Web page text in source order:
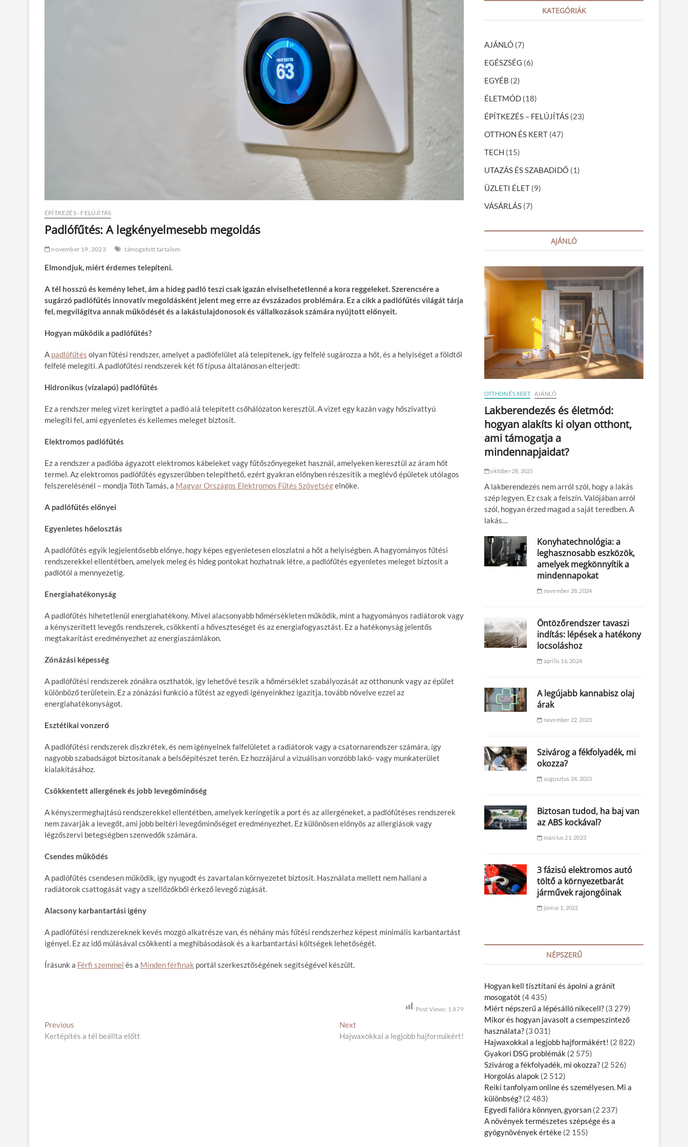
ÉPÍTKEZÉS - FELÚJÍTÁS
Padlófűtés: A legkényelmesebb megoldás
november 19, 2023 támogatott tartalom
Elmondjuk, miért érdemes telepíteni.
A tél hosszú és kemény lehet, ám a hideg padló teszi csak igazán elviselhetetlennéa kora reggeleket. Szerencsére a
sugárzó padlófűtés innovatív megoldásként jelent meg erre azévszázados problémára. Ez a cikk a padlófűtés világát tárja
fel, megvilágítva annak működésétés a lakástulajdonosokés vállalkozások számára nyújtott előnyeit.
Hogyan működik a padlófűtés?
A padlófűtés olyan fűtési rendszer, amelyet a padlófelület alá telepítenek, így felfelé sugározza a hőt, és a helyiséget a földtől
felfelé melegíti. A padlófűtési rendszerek két fő típusa általánosan elterjedt:
Hidronikus (vízalapú) padlófűtés
Ez a rendszer meleg vizet keringtet a padló alá telepített csőhálózaton keresztül. A vizet egy kazán vagy hőszivattyú
melegíti fel, ami egyenletes és kellemes meleget biztosít.
Elektromos padlófűtés
Ez a rendszer a padlóba ágyazott elektromos kábeleket vagy fűtőszőnyegeket használ, amelyeken keresztül az áram hőt
termel. Az elektromos padlófűtés egyszerűbben telepíthető, ezért gyakran előnyben részesítik a meglévő épületek utólagos
felszerelésénél – mondja Tóth Tamás, a Magyar Országos Elektromos Fűtés Szövetségelnöke.
A padlófűtés előnyei
Egyenletes hőelosztás
A padlófűtés egyik legjelentősebb előnye, hogy képes egyenletesen eloszlatni a hőt a helyiségben. A hagyományos fűtési
rendszerekkel ellentétben, amelyek meleg és hideg pontokat hozhatnak létre, a padlófűtés egyenletes meleget biztosít a
padlótól a mennyezetig.
Energiahatékonyság
A padlófűtés hihetetlenül energiahatékony. Mivel alacsonyabb hőmérsékleten működik, mint a hagyományos radiátorok vagy
a kényszerített levegős rendszerek, csökkenti a hőveszteséget és az energiafogyasztást. Ez a hatékonyság jelentős
megtakarítást eredményezhet az energiaszámlákon.
Zónázási képesség
A padlófűtési rendszerek zónákra oszthatók, így lehetővé teszik a hőmérséklet szabályozását az otthonunk vagy az épület
különböző területein. Ez a zónázási funkció a fűtést az egyedi igényeinkhez igazítja, tovább növelve ezzel az
energiahatékonyságot.
Esztétikai vonzerő
A padlófűtési rendszerek diszkrétek, és nem igényelnek falfelületet a radiátorok vagy a csatornarendszer számára, így
nagyobb szabadságot biztosítanak a belsőépítészet terén. Ez hozzájárul a vizuálisan vonzóbb lakó- vagy munkaterület
kialakításához.
Csökkentett allergénekés jobb levegőminőség
A kényszermeghajtású rendszerekkel ellentétben, amelyek keringetik a port és az allergéneket, a padlófűtéses rendszerek
nem zavarják a levegőt, ami jobb beltéri levegőminőséget eredményezhet. Ez különösen előnyös az allergiások vagy
légzőszervi betegségben szenvedők számára.
Csendes működés
A padlófűtés csendesen működik, így nyugodt és zavartalan környezetet biztosít. Használata mellett nem hallani a
radiátorok csattogását vagy a szellőzőkből érkező levegő zúgását.
Alacsony karbantartási igény
A padlófűtési rendszereknek kevés mozgó alkatrésze van, és néhány más fűtési rendszerhez képest minimális karbantartást
igényel. Ez az idő múlásával csökkenti a meghibásodások és a karbantartási költségek lehetőségét.
Írásunk a Férfi szemmel és a Minden férfinak portál szerkesztőségének segítségével készült.
Post Views: 1 879
B
e
Previous
r
Kertépítés a tél beállta előtt
Next
e
Hajwaxokkal a legjobb hajformákért!
r
KATEGÓRIÁK
AJÁNLÓ (7)
EGÉSZSÉG (6)
EGYÉB (2)
ÉLETMÓD (18)
ÉPÍTKEZÉS – FELÚJÍTÁS (23)
OTTHON ÉS KERT (47)
TECH (15)
UTAZÁS ÉS SZABADIDŐ (1)
ÜZLETI ÉLET (9)
VÁSÁRLÁS (7)
AJÁNLÓ
OTTHON ÉS KERT AJÁNLÓ
Lakberendezés és életmód:
hogyan alakíts ki olyan otthont,
ami támogatja a
mindennapjaidat?
október 28, 2025
A lakberendezés nem arról szól, hogy a lakás
szép legyen. Ez csak a felszín. Valójában arról
szól, hogyan érzed magad a saját teredben. A
lakás…
Konyhatechnológia: a
leghasznosabb eszközök,
amelyek megkönnyítik a
mindennapokat
november 28, 2024
Öntözőrendszer tavaszi
indítás: lépések a hatékony
locsoláshoz
április 16, 2024
A legújabb kannabisz olaj
árak
november 22, 2023
Szivárog a fékfolyadék, mi
okozza?
augusztus 24, 2023
Biztosan tudod, ha baj van
az ABS kockával?
március 21, 2023
3 fázisú elektromos autó
töltő a környezetbarát
járművek rajongóinak
június 1, 2022
NÉPSZERŰ
Hogyan kell tisztítani és ápolni a gránit
mosogatót (4 435)
Miért népszerű a lépésálló nikecell? (3 279)
Mikor és hogyan javasolt a csempeszintező
használata? (3 031)
Hajwaxokkal a legjobb hajformákért! (2 822)
Gyakori DSG problémák (2 575)
Szivárog a fékfolyadék, mi okozza? (2 526)
Horgolás alapok (2 512)
Reiki tanfolyam online és személyesen. Mi a
különbség? (2 483)
Egyedi falióra könnyen, gyorsan (2 237)
A növények természetes szépsége és a
gyógynövények értéke (2 155)